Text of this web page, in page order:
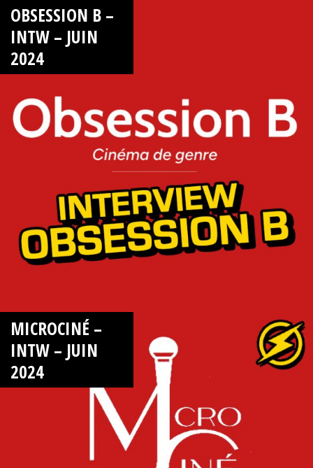
OBSESSION B –
INTW – JUIN
2024
MICROCINÉ –
INTW – JUIN
2024